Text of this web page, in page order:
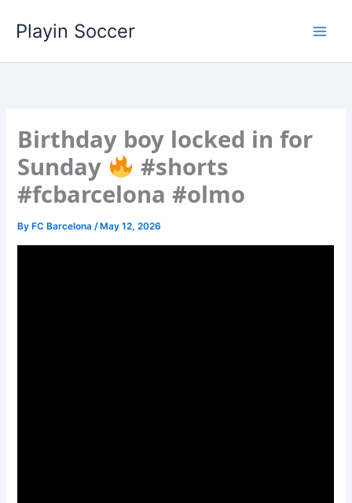
Playin Soccer
Birthday boy locked in for
Sunday
#shorts
#fcbarcelona #olmo
By FC Barcelona/ May 12, 2026